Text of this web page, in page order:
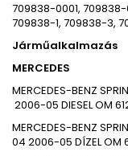
709838-0001,
709838-1, 709838-3,
Járműalkalmazás
MERCEDES
MERCEDES-BENZ
2006-05 DIESELOM
MERCEDES-BENZ
04 2006-05 DÍZELOM